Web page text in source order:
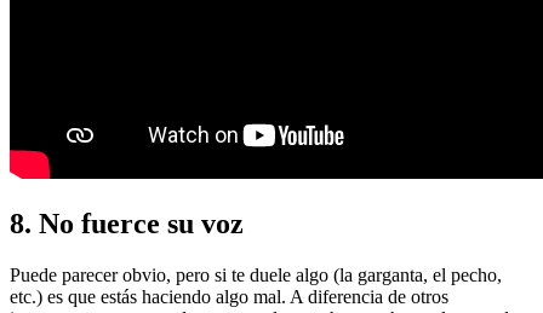
8. No fuerce su voz
Puede parecer obvio, pero si te duele algo (la garganta, el pecho,
etc.) es que estás haciendo algo mal. A diferencia de otros